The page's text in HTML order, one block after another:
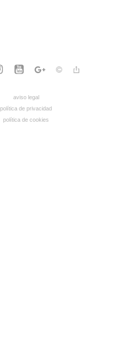
aviso legal
política de privacidad
política de cookies